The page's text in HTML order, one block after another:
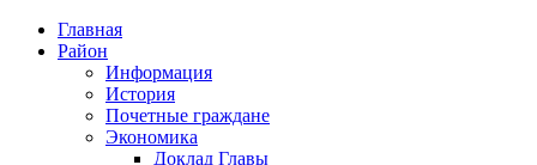
Главная
Район
Информация
История
Почетные граждане
Экономика
Доклад Главы